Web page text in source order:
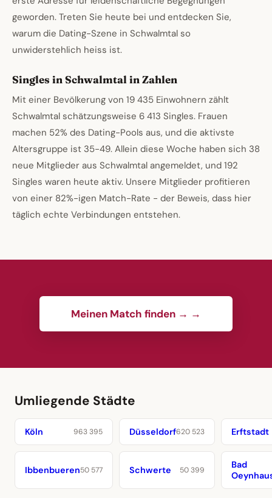
geworden. Treten Sie heute bei und entdecken Sie,
warum die Dating-Szene in Schwalmtal so
unwiderstehlich heiss ist.
Singles in Schwalmtal in Zahlen
Mit einer Bevölkerung von 19 435 Einwohnern zählt
Schwalmtal schätzungsweise 6 413 Singles. Frauen
machen 52% des Dating-Pools aus, und die aktivste
Altersgruppe ist 35-49. Allein diese Woche haben sich 38
neue Mitglieder aus Schwalmtal angemeldet, und 192
Singles waren heute aktiv. Unsere Mitglieder profitieren
von einer 82%-igen Match-Rate - der Beweis, dass hier
täglich echte Verbindungen entstehen.
Meinen Match finden → →
Umliegende Städte
Köln 963 395 Düsseldorf620 523 Erftstadt
Ibbenbueren50 577 Schwerte 50 399
Bad